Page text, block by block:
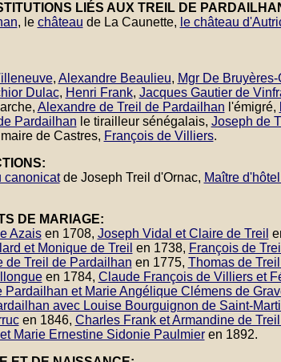
LIÉS AUX TREIL DE
, le château de La Caunette, le château
, Alexandre Beaulieu, Mgr De
Dulac, Henri Frank, Jacques Gautier de
Alexandre de Treil de Pardailhan l'émigré,
Pardailhan le tirailleur sénégalais, Joseph de
de Castres, François de Villiers.
canonicatde Joseph Treil d'Ornac, Maître
DE MARIAGE:
Azaisen 1708, Joseph Vidal et Claire de Treil
et Monique de Treil en 1738, François de
de Treil de Pardailhan en 1775, Thomas de
en 1784, Claude François de Villiers et
Pardailhan et Marie Angélique Clémens de
avec Louise Bourguignon de Saint-
en 1846, Charles Frank et Armandine de
Marie Ernestine Sidonie Paulmieren 1892.